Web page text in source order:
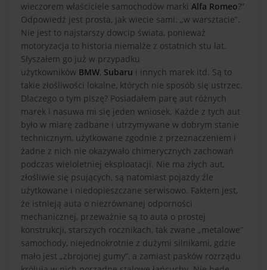
wieczorem właściciele samochodów marki Alfa Romeo?”
Odpowiedź jest prosta, jak wiecie sami: „w warsztacie”.
Nie jest to najstarszy dowcip świata, ponieważ
motoryzacja to historia niemalże z ostatnich stu lat.
Słyszałem go już w przypadku
użytkowników BMW, Subaru i innych marek itd. Są to
takie złośliwości lokalne, których nie sposób się ustrzec.
Dlaczego o tym piszę? Posiadałem parę aut różnych
marek i nasuwa mi się jeden wniosek. Każde z tych aut
było w miarę zadbane i utrzymywane w dobrym stanie
technicznym, użytkowane zgodnie z przeznaczeniem i
żadne z nich nie okazywało chimerycznych zachowań
podczas wieloletniej eksploatacji. Nie ma złych aut,
złośliwie się psujących, są natomiast pojazdy źle
użytkowane i niedopieszczane serwisowo. Faktem jest,
że istnieją auta o niezrównanej odporności
mechanicznej, przeważnie są to auta o prostej
konstrukcji, starszych rocznikach, tak zwane „metalowe”
samochody, niejednokrotnie z dużymi silnikami, gdzie
mało jest „zbrojonej gumy”, a zamiast pasków rozrządu